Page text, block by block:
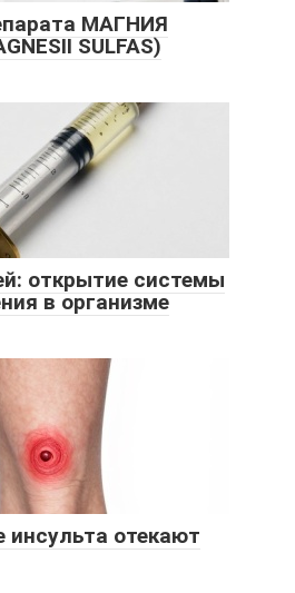
МАГНИЯ
SULFAS)
открытие системы
в организме
инсульта отекают